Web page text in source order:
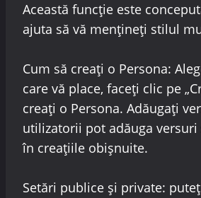
Această funcție este
ajuta să vă mențineți stilul
Cum să creați o Persona:
care vă place, faceți clic pe
creați o Persona. Adăugați
utilizatorii pot adăuga
în creațiile obișnuite.
Setări publice și private: